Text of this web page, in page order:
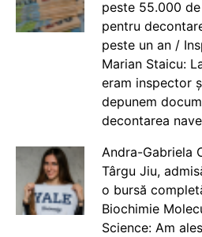
peste 55.000
pentru
peste un an /
Marian Staicu:
eram inspector
depunem
decontarea
Andra-Gabriela
Târgu Jiu,
o bursă
Biochimie
Science: Am